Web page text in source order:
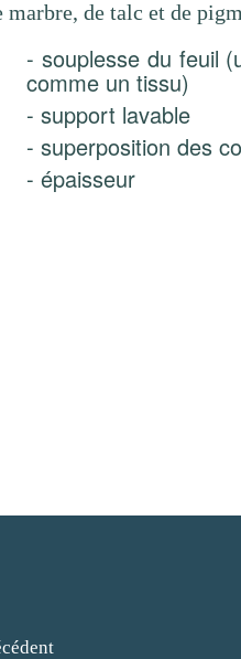
marbre, de talc et de
- souplesse du feuil
comme un tissu)
- support lavable
- superposition des
- épaisseur